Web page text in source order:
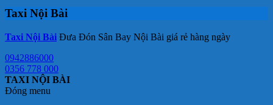
Taxi Nội Bài
Taxi Nội Bài Đưa Đón Sân Bay Nội Bài giá rẻ hàng ngày
0942886000
0356 778 000
TAXI NỘI BÀI
Đóng menu